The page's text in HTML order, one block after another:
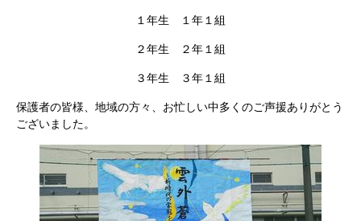
１年生 １年１組
２年生 ２年１組
３年生 ３年１組
保護者の皆様、地域の方々、お忙しい中多くのご声援ありがとう
ございました。